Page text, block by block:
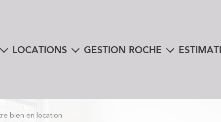
la vente
LOCATIONS GESTION ROCHE
bien en location